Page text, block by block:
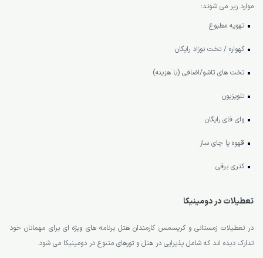
موارد زیر می شوند:
تهویه مطبوع
گهواره / تخت نوزاد رایگان
تخت های تاشو/اضافی (با هزینه)
تلویزیون
وای فای رایگان
قهوه یا چای ساز
کتری برقی
تعطیلات در دومینیکا
در تعطیلات زمستانی و کریسمس کارمندان هتل برنامه های ویژه ای برای مهمانان خود
تدارک دیده اند که شامل پذیرایی در هتل و تورهای متنوع در دومینیکا می شود.